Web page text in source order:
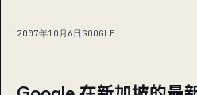
2007年10月6日 GOOGLE